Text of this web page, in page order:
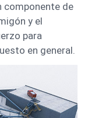
componente de
y el
para
en general.